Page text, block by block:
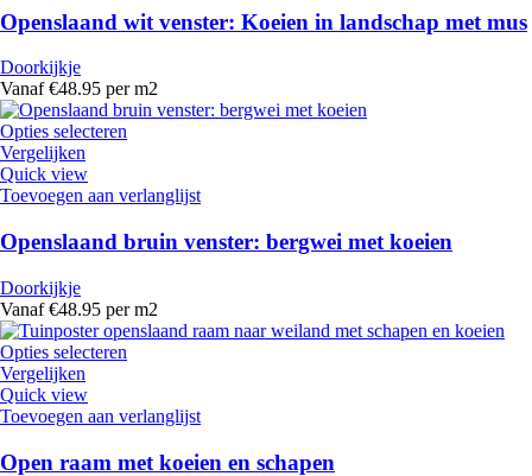
Openslaand wit venster: Koeien in landschap met mus
Doorkijkje
Vanaf €48.95 per m2
Opties selecteren
Vergelijken
Quick view
Toevoegen aan verlanglijst
Openslaand bruin venster: bergwei met koeien
Doorkijkje
Vanaf €48.95 per m2
Opties selecteren
Vergelijken
Quick view
Toevoegen aan verlanglijst
Open raam met koeien en schapen